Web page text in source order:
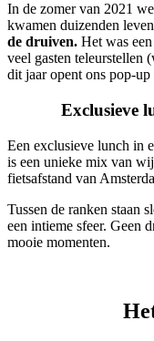
In de zomer van 2021
kwamen duizenden
de druiven. Het was
veel gasten teleurstellen
dit jaar opent ons pop-
Exclusieve
Een exclusieve lunch in
is een unieke mix van
fietsafstand van
Tussen de ranken staan
een intieme sfeer. Geen
mooie momenten.